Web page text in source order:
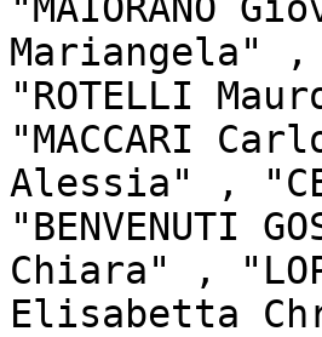
Mariangela"
"ROTELLI
"MACCARI
Alessia" ,
"BENVENUTI
Chiara" ,
Elisabetta